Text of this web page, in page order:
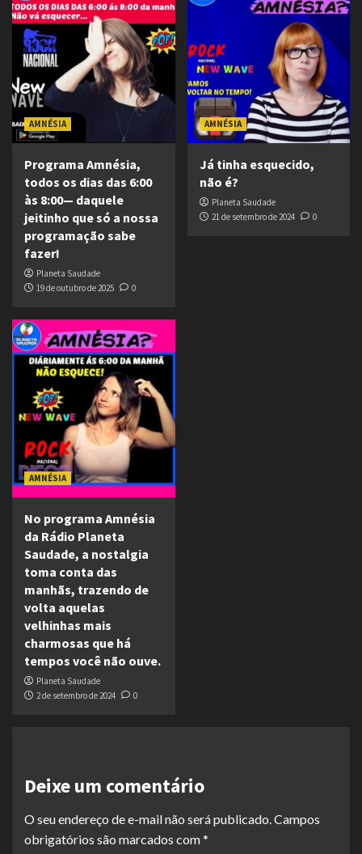
AMNÉSIA
Programa Amnésia,
todos os dias das 6:00
às 8:00— daquele
jeitinho que só a nossa
programação sabe
fazer!
Planeta Saudade
19 de outubro de 2025
0
AMNÉSIA
Já tinha esquecido,
não é?
Planeta Saudade
21 de setembro de 2024
0
AMNÉSIA
No programa Amnésia
da Rádio Planeta
Saudade, a nostalgia
toma conta das
manhãs, trazendo de
volta aquelas
velhinhas mais
charmosas que há
tempos você não ouve.
Planeta Saudade
2 de setembro de 2024
0
Deixe um comentário
O seu endereço de e-mail não será publicado.Campos
obrigatórios são marcados com*